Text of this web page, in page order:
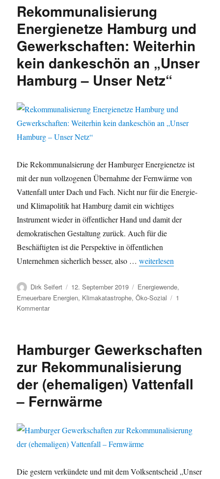
Polizei
Atomtransporte
von
Jülich
nach
Rekommunalisierung
Energienetze Hamburg und
Gewerkschaften: Weiterhin
kein dankeschön an „Unser
Hamburg – Unser Netz“
Die Rekommunalsierung der Hamburger Energienetze ist
mit der nun vollzogenen Übernahme der Fernwärme von
Vattenfall unter Dach und Fach. Nicht nur für die Energie-
und Klimapolitik hat Hamburg damit ein wichtiges
Instrument wieder in öffentlicher Hand und damit der
demokratischen Gestaltung zurück. Auch für die
Beschäftigten ist die Perspektive in öffentlichen
Unternehmen sicherlich besser, also …„Rekommunalisierung
weiterlesen
Autor
Dirk Seifert
Veröffentlicht
am
12. September 2019 Kategorien
Energiewende,
Erneuerbare Energien, Klimakatastrophe,Öko-Sozial
1
Kommentarzu
und
Gewerkschaften:
Weiterhin
kein
dankeschön
an
–
Unser
Netz“
Hamburger Gewerkschaften
zur Rekommunalisierung
der (ehemaligen) Vattenfall
– Fernwärme
Die gestern verkündete und mit dem Volksentscheid „Unser